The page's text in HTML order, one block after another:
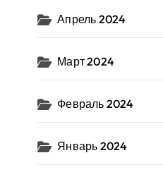
Апрель 2024
Март 2024
Февраль 2024
Январь 2024